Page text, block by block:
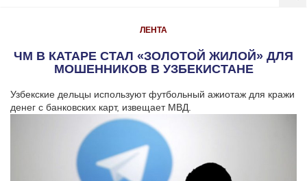
ЛЕНТА
ЧМ В КАТАРЕ СТАЛ «ЗОЛОТОЙ ЖИЛОЙ» ДЛЯ
МОШЕННИКОВ В УЗБЕКИСТАНЕ
Узбекские дельцы используют футбольный ажиотаж для кражи
денег с банковских карт, извещает МВД.